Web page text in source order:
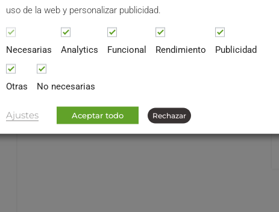
Empresas Innovadoras del Valle...
CONTINUAR LEYENDO
uso de la web y personalizar publicidad.
Necesarias Analytics Funcional Rendimiento Publicidad
Otras No necesarias
Ajustes Aceptar todo Rechazar